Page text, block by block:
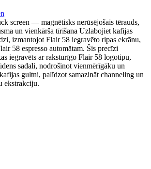
screen — magnētisks nerūsējošais tērauds,
un vienkārša tīrīšana Uzlabojiet kafijas
izmantojot Flair 58 iegravēto ripas ekrānu,
58 espresso automātam. Šis precīzi
iegravēts ar raksturīgo Flair 58 logotipu,
sadali, nodrošinot vienmērīgāku un
gultni, palīdzot samazināt channeling un
ekstrakciju.